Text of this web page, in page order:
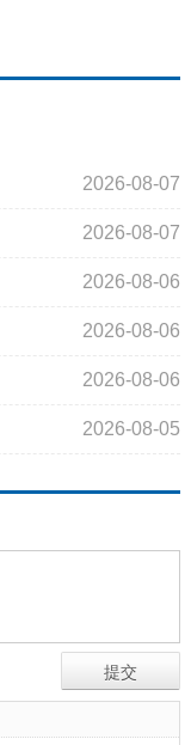
2026-08-07
2026-08-07
2026-08-06
2026-08-06
2026-08-06
2026-08-05